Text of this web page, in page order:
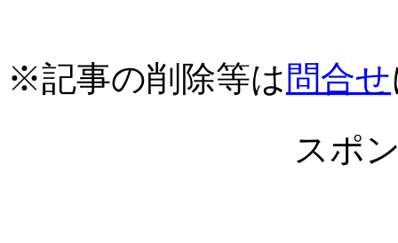
※記事の削除等は 問合せ
スポ